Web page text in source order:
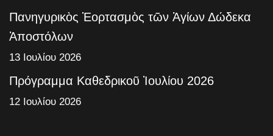
Πανηγυρικὸς Ἑορτασμὸς τῶν Ἁγίων Δώδεκα
Ἀποστόλων
13 Ιουλίου 2026
Πρόγραμμα Καθεδρικοῦ Ἰουλίου 2026
12 Ιουλίου 2026